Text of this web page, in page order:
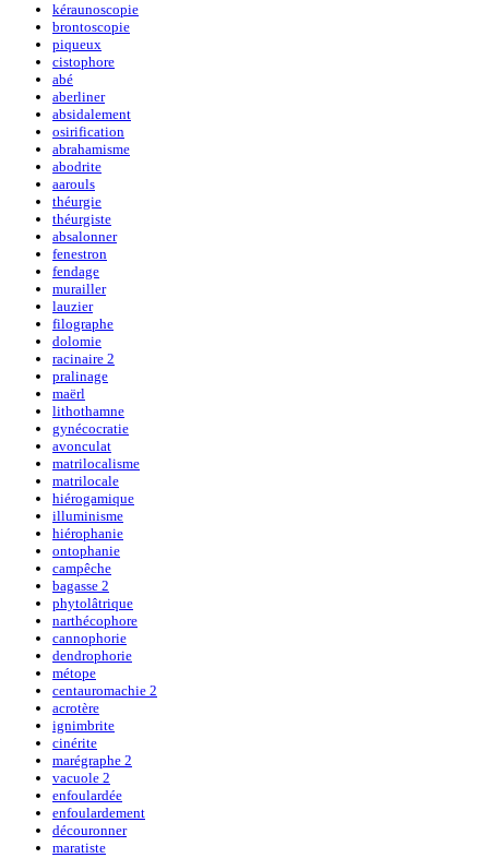
kéraunoscopie
brontoscopie
piqueux
cistophore
abé
aberliner
absidalement
osirification
abrahamisme
abodrite
aarouls
théurgie
théurgiste
absalonner
fenestron
fendage
murailler
lauzier
filographe
dolomie
racinaire 2
pralinage
maërl
lithothamne
gynécocratie
avonculat
matrilocalisme
matrilocale
hiérogamique
illuminisme
hiérophanie
ontophanie
campêche
bagasse 2
phytolâtrique
narthécophore
cannophorie
dendrophorie
métope
centauromachie 2
acrotère
ignimbrite
cinérite
marégraphe 2
vacuole 2
enfoulardée
enfoulardement
découronner
maratiste